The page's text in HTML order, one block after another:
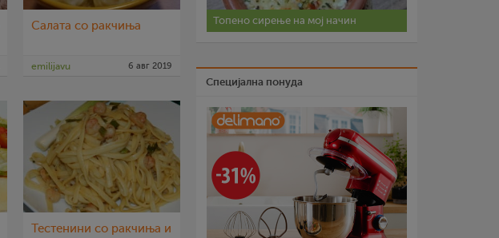
Салата со ракчиња
emilijavu 6 авг 2019
Тестенини со ракчиња и
Топено сирење на мој начин
Специјална понуда